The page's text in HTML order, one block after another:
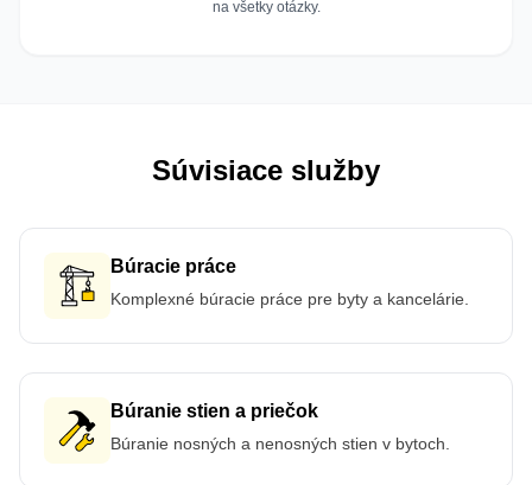
na všetky otázky.
Súvisiace služby
Búracie práce
Komplexné búracie práce pre byty a kancelárie.
Búranie stien a priečok
Búranie nosných a nenosných stien v bytoch.